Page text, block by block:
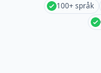
100+ språk